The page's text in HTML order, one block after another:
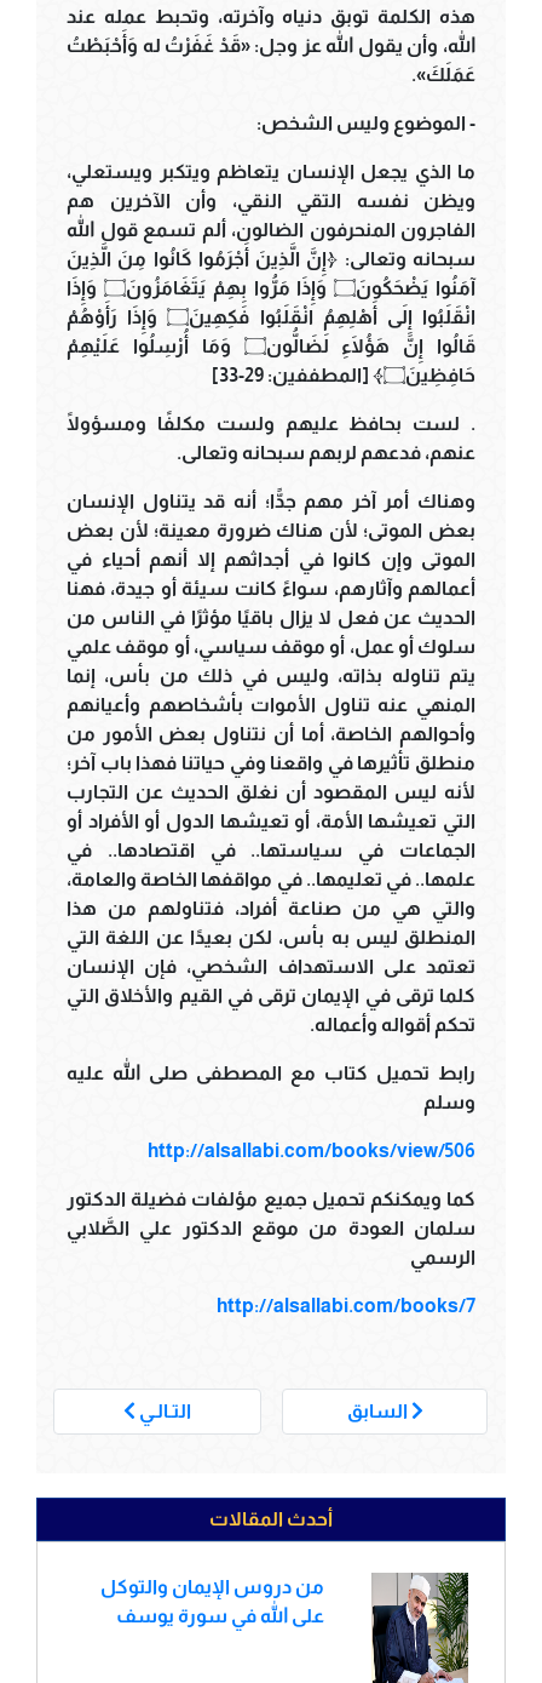
هذه الكلمة توبق دنياه وآخرته، وتحبط عمله عند
الله، وأن يقول الله عز وجل: «قَدْ غَفَرْتُ له وَأَحْبَطْتُ
عَمَلَكَ».
- الموضوع وليس الشخص:
ما الذي يجعل الإنسان يتعاظم ويتكبر ويستعلي،
ويظن نفسه التقي النقي، وأن الآخرين هم
الفاجرون المنحرفون الضالون، ألم تسمع قول الله
سبحانه وتعالى: ﴿إِنَّ الَّذِينَ أَجْرَمُوا كَانُوا مِنَ الَّذِينَ
آمَنُوا يَضْحَكُونَ۝ وَإِذَا مَرُّوا بِهِمْ يَتَغَامَزُونَ۝ وَإِذَا
انْقَلَبُوا إِلَى أَهْلِهِمُ انْقَلَبُوا فَكِهِينَ۝ وَإِذَا رَأَوْهُمْ
قَالُوا إِنَّ هَؤُلَاءِ لَضَالُّون۝ وَمَا أُرْسِلُوا عَلَيْهِمْ
حَافِظِينَ۝﴾ [المطففين: 29-33]
. لست بحافظ عليهم ولست مكلفًا ومسؤولًا
عنهم، فدعهم لربهم سبحانه وتعالى.
وهناك أمر آخر مهم جدًّا؛ أنه قد يتناول الإنسان
بعض الموتى؛ لأن هناك ضرورة معينة؛ لأن بعض
الموتى وإن كانوا في أجداثهم إلا أنهم أحياء في
أعمالهم وآثارهم، سواءً كانت سيئة أو جيدة، فهنا
الحديث عن فعل لا يزال باقيًا مؤثرًا في الناس من
سلوك أو عمل، أو موقف سياسي، أو موقف علمي
يتم تناوله بذاته، وليس في ذلك من بأس، إنما
المنهي عنه تناول الأموات بأشخاصهم وأعيانهم
وأحوالهم الخاصة، أما أن نتناول بعض الأمور من
منطلق تأثيرها في واقعنا وفي حياتنا فهذا باب آخر؛
لأنه ليس المقصود أن نغلق الحديث عن التجارب
التي تعيشها الأمة، أو تعيشها الدول أو الأفراد أو
الجماعات في سياستها.. في اقتصادها.. في
علمها.. في تعليمها.. في مواقفها الخاصة والعامة،
والتي هي من صناعة أفراد، فتناولهم من هذا
المنطلق ليس به بأس، لكن بعيدًا عن اللغة التي
تعتمد على الاستهداف الشخصي، فإن الإنسان
كلما ترقى في الإيمان ترقى في القيم والأخلاق التي
تحكم أقواله وأعماله.
رابط تحميل كتاب مع المصطفى صلى الله عليه
وسلم
http://alsallabi.com/books/view/506
كما ويمكنكم تحميل جميع مؤلفات فضيلة الدكتور
سلمان العودة من موقع الدكتور علي الصَّلابي
الرسمي
http://alsallabi.com/books/7
السابق التـالـي
أحدث المقالات
من دروس الإيمان والتوكل
على الله في سورة يوسف